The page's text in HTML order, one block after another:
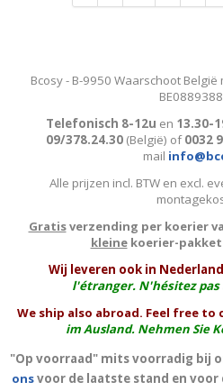
Bcosy - B-9950 Waarschoot
Telefonisch 8-12u en 13.30-
09/378.24.30 (België) of0032
mail
Alle prijzen incl. BTW en excl.
Gratisverzending per koerier
kleinekoerier-
Wij leveren ook in
l'étranger. N'hésitez
We ship also abroad. Feel free to
im Ausland. Nehmen Sie
"Op voorraad" mits voorradig bij
onsvoor de laatste stand en voor